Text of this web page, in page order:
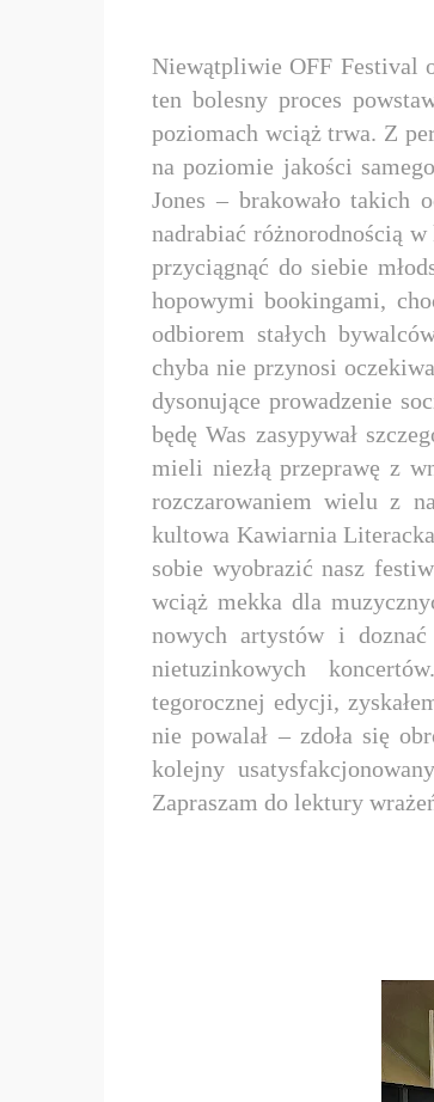
Niewątpliwie OFF Festival
ten bolesny proces
poziomach wciąż trwa. Z
na poziomie jakości
Jones – brakowało takich
nadrabiać różnorodnością
przyciągnąć do siebie
hopowymi bookingami,
odbiorem stałych
chyba nie przynosi
dysonujące prowadzenie
będę Was zasypywał
mieli niezłą przeprawę z
rozczarowaniem wielu z
kultowa Kawiarnia
sobie wyobrazić nasz
wciąż mekka dla
nowych artystów i doznać
nietuzinkowych
tegorocznej edycji,
nie powalał – zdoła się
kolejny
Zapraszam do lektury